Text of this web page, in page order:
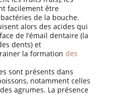
facilement être
de la bouche.
alors des acides qui
de l’émail dentaire (la
dents) et
la formation des
sont présents dans
notamment celles
agrumes. La présence